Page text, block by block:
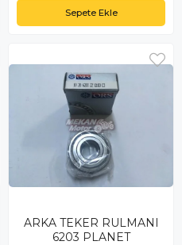
Sepete Ekle
ARKA TEKER RULMANI
6203 PLANET